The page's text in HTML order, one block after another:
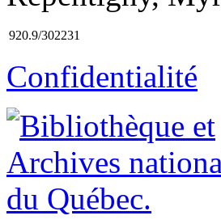
920.9/302231
Confidentialité